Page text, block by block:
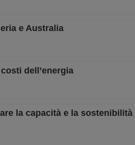
e Australia
dell’energia
la capacità e la